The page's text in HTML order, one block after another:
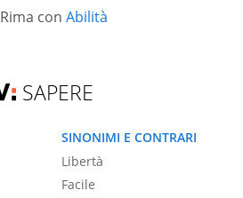
Rima con Abilità
SAPERE
SINONIMI E CONTRARI
Libertà
Facile